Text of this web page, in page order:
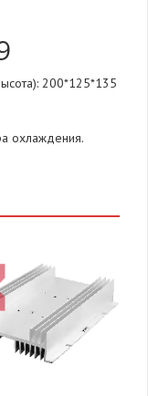
200*125*135
охлаждения.